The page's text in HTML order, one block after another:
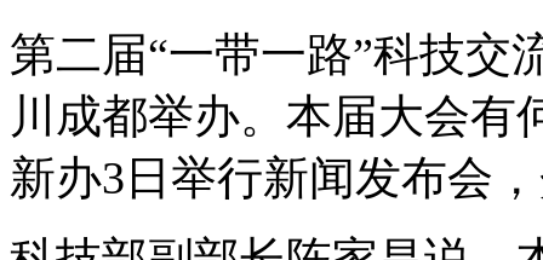
第二届“一带一路”科技交
川成都举办。本届大会有
新办3日举行新闻发布会